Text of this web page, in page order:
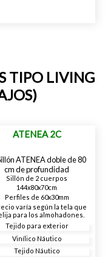
TIPO LIVING
ATENEA 2C
Sillón de 2 cuerpos
144x80x70cm
Perfiles de 60x30mm
varía según la tela que
para los almohadones.
Tejido para exterior
Vinílico Náutico
Tejido Náutico